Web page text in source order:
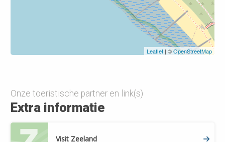
Leaflet| ©OpenStreetMap
Onze toeristische partner en link(s)
Extra informatie
Visit Zeeland